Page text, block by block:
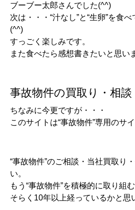
ブーブー太郎さんでした(^^)
次は・・・“汁なし”と“生卵”を食
(^^)
すっごく楽しみです。
また食べたら感想書きたいと思い
事故物件の買取り・相談
ちなみに今更ですが・・・
このサイトは“事故物件”専用のサ
“事故物件”のご相談・当社買取り
い。
もう“事故物件”を積極的に取り組
そらく10年以上経っているかと思